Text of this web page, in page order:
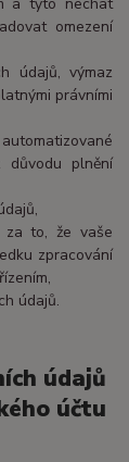
omezení
údajů, výmaz
právními
důvodu plnění
za to, že vaše
zpracování
údajů.
údajů
účtu